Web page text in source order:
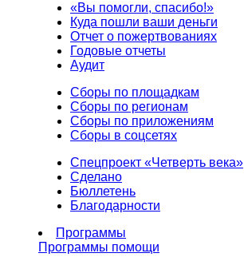
«Вы помогли, спасибо!»
Куда пошли ваши деньги
Отчет о пожертвованиях
Годовые отчеты
Аудит
Сборы по площадкам
Сборы по регионам
Сборы по приложениям
Сборы в соцсетях
Спецпроект «Четверть века»
Сделано
Бюллетень
Благодарности
Программы
Программы помощи